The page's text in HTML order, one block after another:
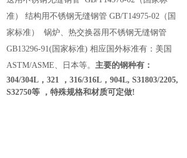
准） 结构用不锈钢无缝钢管 GB/T14975-02（国
家标准） 锅炉、热交换器用不锈钢无缝钢管
GB13296-91(国家标准) 相应国外标准有：美国
ASTM/ASME、日本等。 主要的钢种有：
304/304L，321 ，316/316L ， 904L, S31803/2205,
S32750等 ，特殊规格和材质可定做!